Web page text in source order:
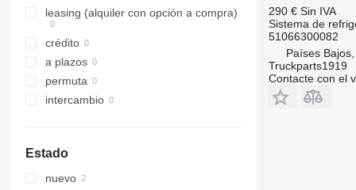
leasing (alquiler con opción a compra)
crédito
a plazos
permuta
intercambio
Estado
nuevo
290 € Sin IVA
Sistema de
51066300082
Países
Truckparts1919
Contacte con el